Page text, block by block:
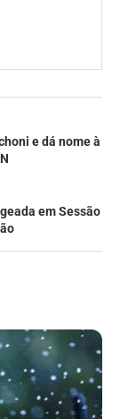
e dá nome à
em Sessão